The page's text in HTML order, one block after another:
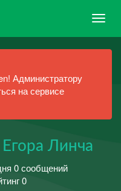
Администратору
на сервисе
Линча
0 сообщений
0